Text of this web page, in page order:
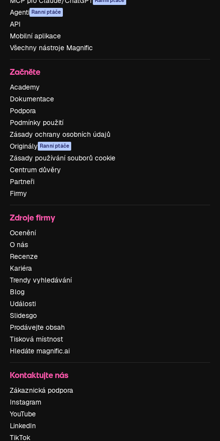
Agenti Ranní ptáče
API
Mobilní aplikace
Všechny nástroje Magnific
Začněte
Academy
Dokumentace
Podpora
Podmínky použití
Zásady ochrany osobních údajů
Originály Ranní ptáče
Zásady používání souborů cookie
Centrum důvěry
Partneři
Firmy
Zdroje firmy
Ocenění
O nás
Recenze
Kariéra
Trendy vyhledávání
Blog
Události
Slidesgo
Prodávejte obsah
Tisková místnost
Hledáte magnific.ai
Kontaktujte nás
Zákaznická podpora
Instagram
YouTube
LinkedIn
TikTok